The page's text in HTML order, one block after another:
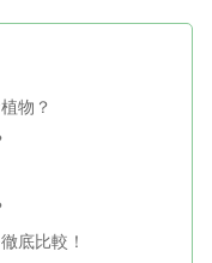
物？
底比較！